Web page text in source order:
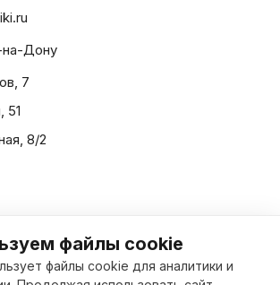
файлы cookie
файлы cookie для аналитики и
на-Дону
7
51
8/2